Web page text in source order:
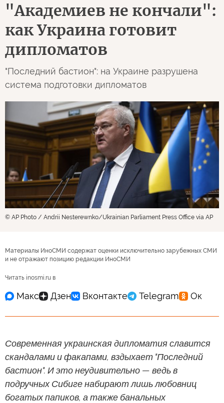
"Академиев не кончали":
как Украина готовит
дипломатов
"Последний бастион": на Украине разрушена
система подготовки дипломатов
© AP Photo / Andrii Nesterewnko/Ukrainian Parliament Press Office via AP
Материалы ИноСМИ содержат оценки исключительно зарубежных СМИ
и не отражают позицию редакции ИноСМИ
Читать inosmi.ru в
Современная украинская дипломатия славится
скандалами и факапами, вздыхает "Последний
бастион". И это неудивительно — ведь в
подручных Сибиге набирают лишь любовниц
богатых папиков, а также банальных